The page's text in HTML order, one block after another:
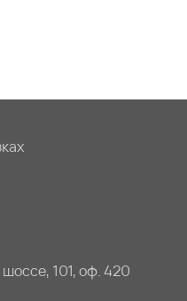
101, оф. 420